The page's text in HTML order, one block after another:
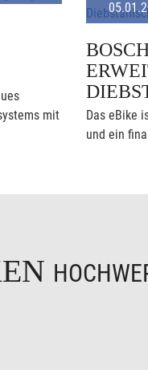
mit
Das eBike
und ein